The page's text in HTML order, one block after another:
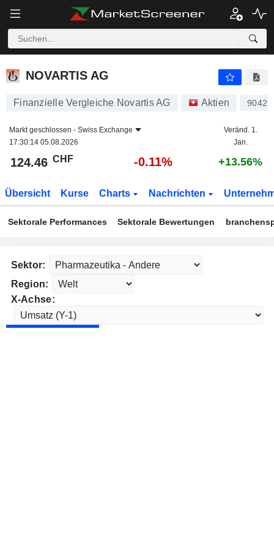
NOVARTIS AG
NOVARTIS AG
Finanzielle Vergleiche Novartis AG Aktien
Markt geschlossen - Swiss Exchange
17:30:14 05.08.2026
Veränd. 1.
Jan.
124.46 CHF -0.11% +13.56%
Übersicht Kurse Charts Nachrichten
Sektorale Performances Sektorale Bewertungen
Sektor:
Region:
X-Achse: